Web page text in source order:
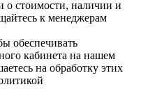
о стоимости, наличии и
к менеджерам
обеспечивать
кабинета на нашем
на обработку этих